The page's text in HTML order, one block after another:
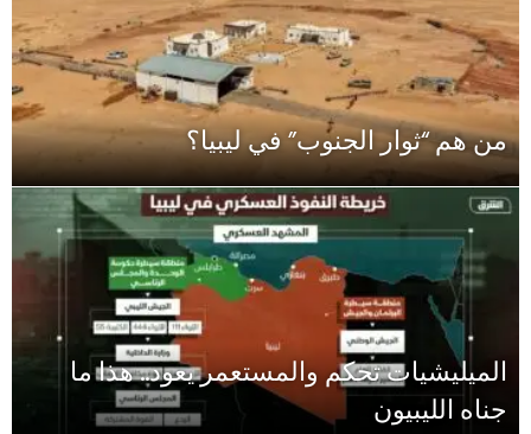
من هم “ثوار الجنوب” في ليبيا؟
الميليشيات تحكم والمستعمر يعود.. هذا ما
جناه الليبيون